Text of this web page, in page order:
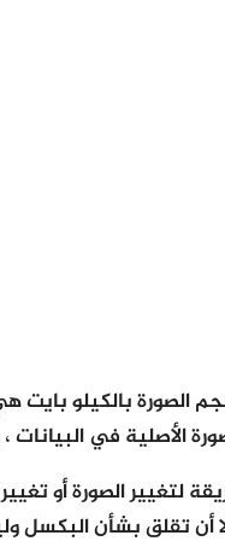
الأصلية في
تقلق بشأن البكسل